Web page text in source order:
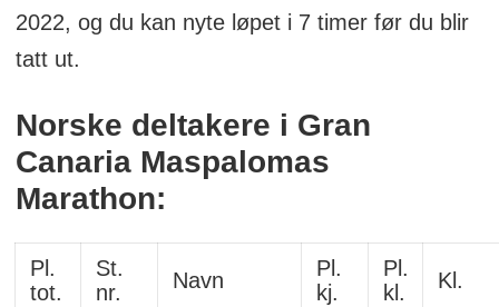
2022, og du kan nyte løpet i 7 timer før du blir
tatt ut.
Norske deltakere i Gran
Canaria Maspalomas
Marathon:
Pl.
tot.
St.
nr.
Navn
Pl.
kj.
Pl.
kl.
Kl.